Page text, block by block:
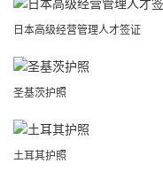
日本高级经营管理人才签证
圣基茨护照
土耳其护照